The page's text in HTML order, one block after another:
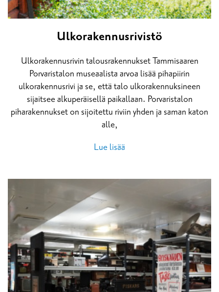
Ulkorakennusrivistö
Ulkorakennusrivin talousrakennukset Tammisaaren
Porvaristalon museaalista arvoa lisää pihapiirin
ulkorakennusrivi ja se, että talo ulkorakennuksineen
sijaitsee alkuperäisellä paikallaan. Porvaristalon
piharakennukset on sijoitettu riviin yhden ja saman katon
alle,
Lue lisää